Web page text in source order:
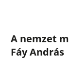
A nemzet
Fáy András